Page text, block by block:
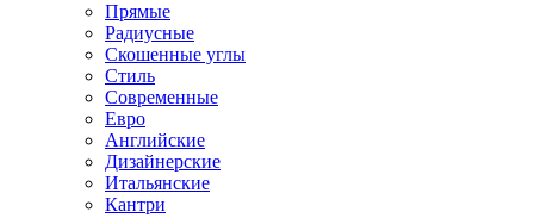
Прямые
Радиусные
Скошенные углы
Стиль
Современные
Евро
Английские
Дизайнерские
Итальянские
Кантри